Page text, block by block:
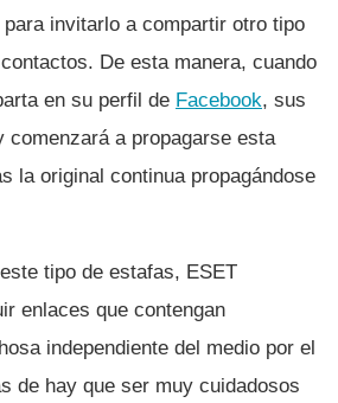
invitarlo a compartir otro tipo
De esta manera, cuando
en su perfil de Facebook, sus
comenzará a propagarse esta
la original continua propagándose
tipo de estafas, ESET
enlaces que contengan
independiente del medio por el
de hay que ser muy cuidadosos